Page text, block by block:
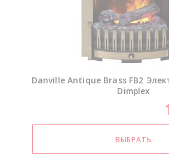
Danville Antique Brass FB2
Dimplex